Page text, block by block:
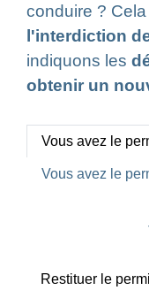
conduire ?
l'interdiction
indiquons les
obtenir un
Vous avez le
Vous avez le
Restituer le